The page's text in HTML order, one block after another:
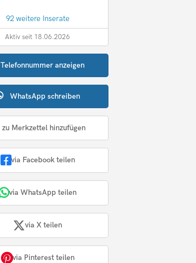
92 weitere Inserate
Aktiv seit 18.06.2026
Telefonnummer anzeigen
WhatsApp schreiben
zu Merkzettel hinzufügen
via Facebook teilen
via WhatsApp teilen
via X teilen
via Pinterest teilen